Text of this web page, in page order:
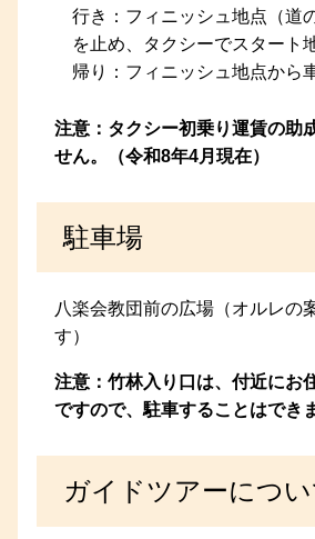
行き：フィニッシュ地点（道
を止め、タクシーでスタート
帰り：フィニッシュ地点から
注意：タクシー初乗り運賃の助
せん。（令和8年4月現在）
駐車場
八楽会教団前の広場（オルレの
す）
注意：竹林入り口は、付近にお
ですので、駐車することはでき
ガイドツアーについ